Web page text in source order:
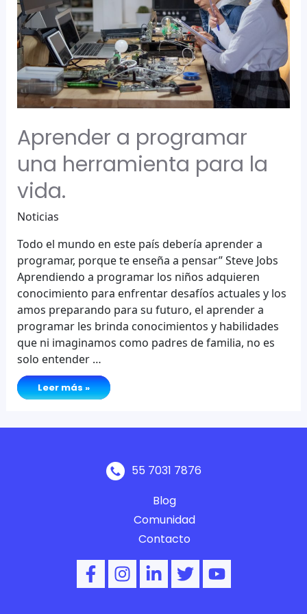
Aprender a programar
una herramienta para la
vida.
Noticias
Todo el mundo en este país debería aprender a
programar, porque te enseña a pensar” Steve Jobs
Aprendiendo a programar los niños adquieren
conocimiento para enfrentar desafíos actuales y los
amos preparando para su futuro, el aprender a
programar les brinda conocimientos y habilidades
que ni imaginamos como padres de familia, no es
solo entender …
Aprender
a
programar
para
Leer más »
55 7031 7876
Blog
Comunidad
Contacto